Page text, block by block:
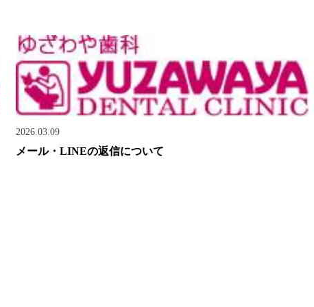
2026.03.09
メール・LINEの返信について